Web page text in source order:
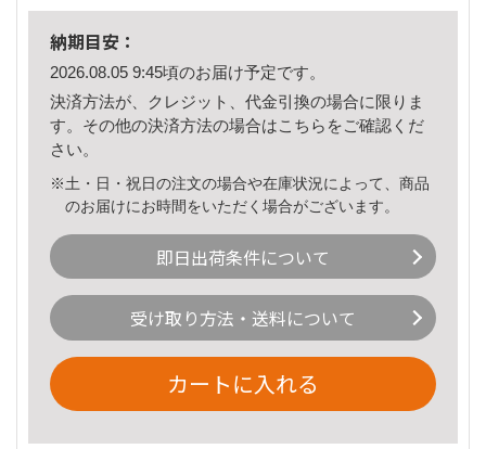
納期目安：
2026.08.05 9:45頃のお届け予定です。
決済方法が、クレジット、代金引換の場合に限りま
す。その他の決済方法の場合はこちら をご確認くだ
さい。
※土・日・祝日の注文の場合や在庫状況によって、商品
のお届けにお時間をいただく場合がございます。
即日出荷条件について
受け取り方法・送料について
カートに入れる